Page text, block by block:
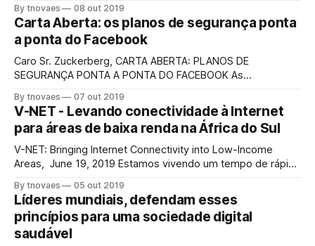
area network), as redes locais das quais trataremos se
valem especialmente dos dispositivos móveis para se
comunicarem - ao invés dos computadores de mesa
bastante utilizados para jogos
By tnovaes 08 out 2019
Carta Aberta: os planos de segurança ponta
a ponta do Facebook
Caro Sr. Zuckerberg, CARTA ABERTA: PLANOS DE
SEGURANÇA PONTA A PONTA DO FACEBOOK As
termos inequívocos, a continuar aumentando a segurança
de ponta a ponta nos serviços de mensagens do
Facebook. Vimos solicitações dos governos dos Estados
Unidos, Reino Unido e Austrália pedindo
By tnovaes 07 out 2019
V-NET - Levando conectividade à Internet
para áreas de baixa renda na África do Sul
V-NET: Bringing Internet Connectivity into Low-Income
Areas, June 19, 2019 Estamos vivendo um tempo de rápido
crescente importância do acesso à Internet em nossa vida
cotidiana. Em países como a África do Sul, muitas
comunidades e pessoas mais pobres simplesmente não
têm acesso a
By tnovaes 05 out 2019
Líderes mundiais, defendam esses
princípios para uma sociedade digital
saudável